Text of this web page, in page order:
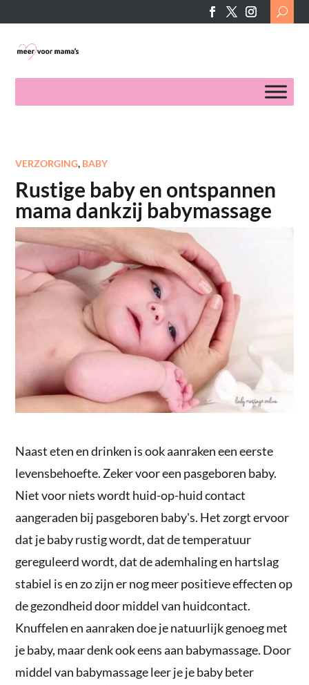
Search
for:
VERZORGING, BABY
Rustige baby en ontspannen
mama dankzij babymassage
Naast eten en drinken is ook aanraken een eerste
levensbehoefte. Zeker voor een pasgeboren baby.
Niet voor niets wordt huid-op-huid contact
aangeraden bij pasgeboren baby's. Het zorgt ervoor
dat je baby rustig wordt, dat de temperatuur
gereguleerd wordt, dat de ademhaling en hartslag
stabiel is en zo zijn er nog meer positieve effecten op
de gezondheid door middel van huidcontact.
Knuffelen en aanraken doe je natuurlijk genoeg met
je baby, maar denk ook eens aan babymassage. Door
middel van babymassage leer je je baby beter